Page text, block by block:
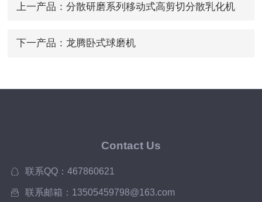
上一产品： 分散研磨系列移动式高剪切分散乳化机
下一产品： 龙腾卧式球磨机
Contact Us
联系QQ：467860621
联系邮箱：13505459798@163.com